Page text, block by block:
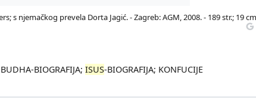
s njemačkog prevela Dorta Jagić. - Zagreb: AGM, 2008. - 189 str.; 19
BIOGRAFIJA;ISUS-BIOGRAFIJA; KONFUCIJE